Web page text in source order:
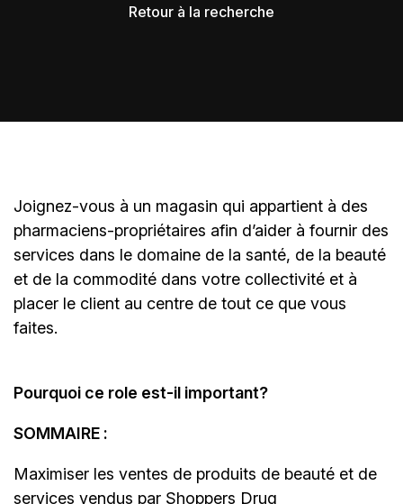
Retour à la recherche
Joignez-vous à un magasin qui appartient à des
pharmaciens-propriétaires afin d’aider à fournir des
services dans le domaine de la santé, de la beauté
et de la commodité dans votre collectivité et à
placer le client au centre de tout ce que vous
faites.
Pourquoi ce role est-il important?
SOMMAIRE :
Maximiser les ventes de produits de beauté et de
services vendus par Shoppers Drug